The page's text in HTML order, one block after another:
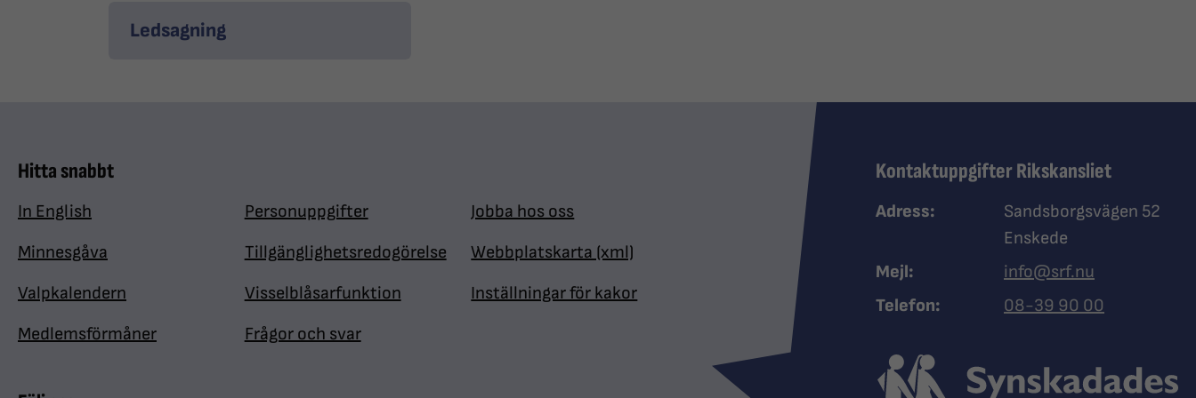
Ledsagning
Hitta snabbt
In English
Minnesgåva
Valpkalendern
Medlemsförmåner
Personuppgifter
Tillgänglighetsredogörelse
Visselblåsarfunktion
Frågor och svar
Jobba hos oss
Webbplatskarta (xml)
Inställningar för kakor
Kontaktuppgifter Rikskansliet
Adress:
Sandsborgsvägen 52
Enskede
Mejl:
info@srf.nu
Telefon:
Ring Synskadades
08-39 90 00